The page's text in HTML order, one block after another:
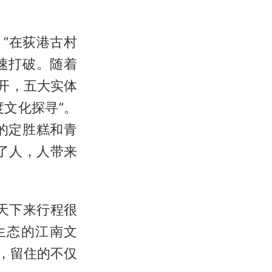
在荻港古村
打破。随着
，五大实体
化探寻”。
定胜糕和青
人，人带来
下来行程很
态的江南文
留住的不仅